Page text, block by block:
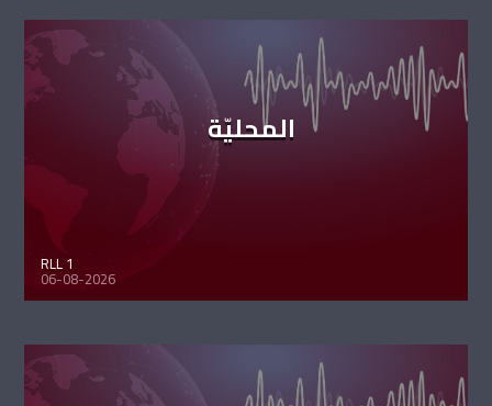
المحليّة
RLL 1
06-08-2026